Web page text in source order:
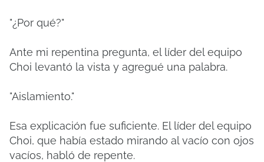
"¿Por qué?"
Ante mi repentina pregunta, el líder del equipo
Choi levantó la vista y agregué una palabra.
"Aislamiento."
Esa explicación fue suficiente. El líder del equipo
Choi, que había estado mirando al vacío con ojos
vacíos, habló de repente.